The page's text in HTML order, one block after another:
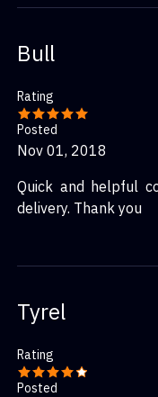
Bull
Rating
Posted
Nov 01, 2018
Quick and helpful
delivery. Thank you
Tyrel
Rating
Posted